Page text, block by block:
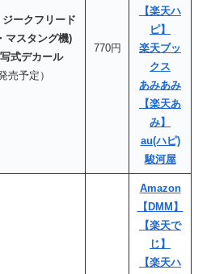
ークフリード
マスタング機)
式デカール
売予定）
770円
【楽天ハ
ピ】
楽天ブッ
クス
あみあみ
【楽天あ
み】
au(ハピ)
駿河屋
Amazon
【DMM】
【楽天で
じ】
【楽天ハ